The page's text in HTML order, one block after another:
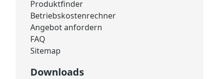
Produktfinder
Betriebskostenrechner
Angebot anfordern
FAQ
Sitemap
Downloads